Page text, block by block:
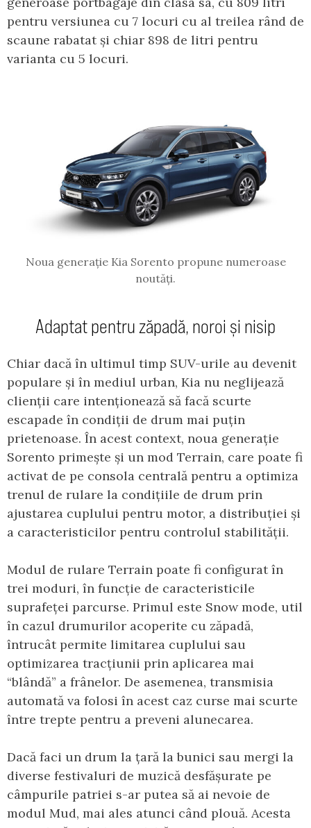
pentru versiunea cu 7 locuri cu al treilea rând de
scaune rabatat și chiar 898 de litri pentru
varianta cu 5 locuri.
Noua generație Kia Sorento propune numeroase
noutăți.
Adaptat pentru zăpadă, noroi și nisip
Chiar dacă în ultimul timp SUV-urile au devenit
populare și în mediul urban, Kia nu neglijează
clienții care intenționează să facă scurte
escapade în condiții de drum mai puțin
prietenoase. În acest context, noua generație
Sorento primește și un mod Terrain, care poate fi
activat de pe consola centrală pentru a optimiza
trenul de rulare la condițiile de drum prin
ajustarea cuplului pentru motor, a distribuției și
a caracteristicilor pentru controlul stabilității.
Modul de rulare Terrain poate fi configurat în
trei moduri, în funcție de caracteristicile
suprafeței parcurse. Primul este Snow mode, util
în cazul drumurilor acoperite cu zăpadă,
întrucât permite limitarea cuplului sau
optimizarea tracțiunii prin aplicarea mai
“blândă” a frânelor. De asemenea, transmisia
automată va folosi în acest caz curse mai scurte
între trepte pentru a preveni alunecarea.
Dacă faci un drum la țară la bunici sau mergi la
diverse festivaluri de muzică desfășurate pe
câmpurile patriei s-ar putea să ai nevoie de
modul Mud, mai ales atunci când plouă. Acesta